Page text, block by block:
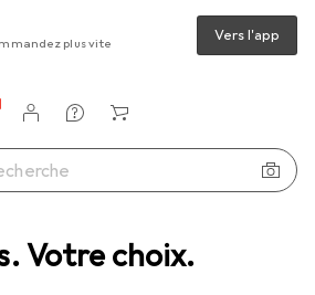
Votre choix.
plus vite Vers l'app
client
de comparaison
d'envies
plus vendus